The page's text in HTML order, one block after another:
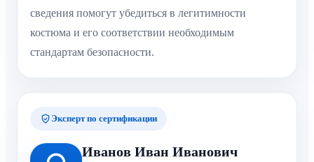
сведения помогут убедиться в легитимности
костюма и его соответствии необходимым
стандартам безопасности.
Эксперт по сертификации
Иванов Иван Иванович